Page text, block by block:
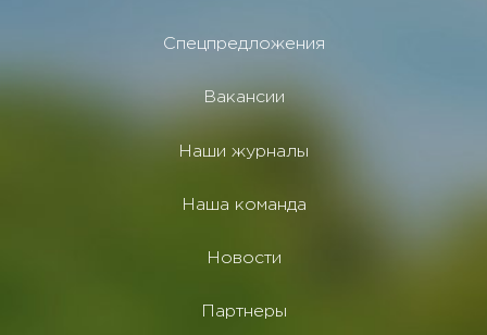
Спецпредложения
Вакансии
Наши журналы
Наша команда
Новости
Партнеры